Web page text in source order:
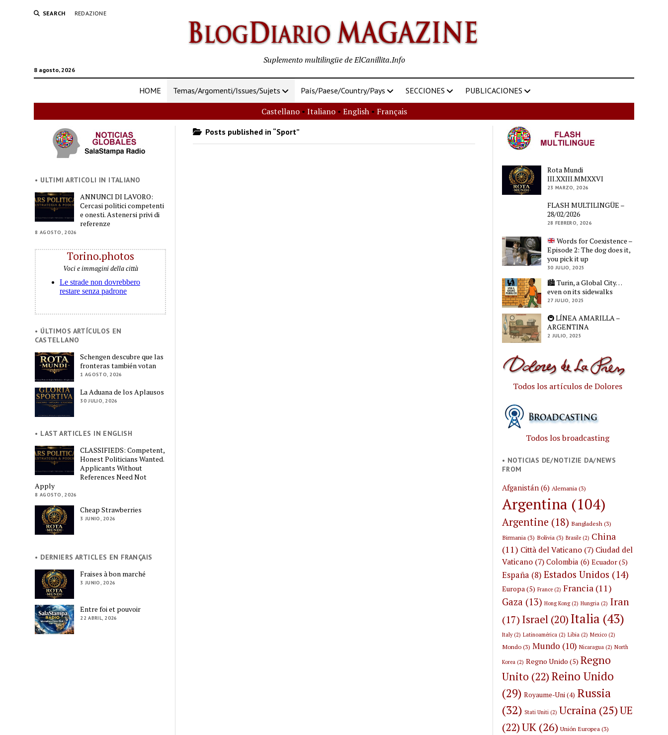
SEARCH REDAZIONE
8 agosto, 2026
Suplemento multilingüe de ElCanillita.Info
HOME Temas/Argomenti/Issues/Sujets País/Paese/Country/Pays SECCIONES PUBLICACIONES
Castellano• Italiano• English• Français
• ULTIMI ARTICOLI IN ITALIANO
ANNUNCI DI LAVORO:
Cercasi politici competenti
e onesti. Astenersi privi di
referenze
8 AGOSTO, 2026
Torino.photos
Voci e immagini della città
• ÚLTIMOS ARTÍCULOS EN
CASTELLANO
Schengen descubre que las
fronteras también votan
1 AGOSTO, 2026
La Aduana de los Aplausos
30 JULIO, 2026
• LAST ARTICLES IN ENGLISH
CLASSIFIEDS: Competent,
Honest Politicians Wanted.
Applicants Without
References Need Not
Apply
8 AGOSTO, 2026
Cheap Strawberries
3 JUNIO, 2026
• DERNIERS ARTICLES EN FRANÇAIS
Fraises à bon marché
3 JUNIO, 2026
Entre foi et pouvoir
22 ABRIL, 2026
Posts published in “Sport”
Rota Mundi
III.XXIII.MMXXVI
23 MARZO, 2026
FLASH MULTILINGÜE –
28/02/2026
28 FEBRERO, 2026
Words for Coexistence –
Episode 2: The dog does it,
you pick it up
30 JULIO, 2025
🏙️ Turin, a Global City…
even on its sidewalks
27 JULIO, 2025
🚇 LÍNEA AMARILLA –
ARGENTINA
2 JULIO, 2025
Todos los artículos de Dolores
Todos los broadcasting
• NOTICIAS DE/NOTIZIE DA/NEWS
FROM
Afganistán (6) Alemania (3)
Argentina (104)
Argentine (18) Bangladesh (3)
Birmania (3) Bolivia (3) Brasile (2) China
(11) Città del Vaticano (7) Ciudad del
Vaticano (7) Colombia (6) Ecuador(5)
España (8) Estados Unidos (14)
Europa(5) France (2) Francia (11)
Gaza (13) Hong Kong(2) Hungria (2) Iran
(17) Israel (20) Italia (43)
Italy(2) Latinoamérica (2) Libia (2) Mexico (2)
Mondo(3) Mundo (10) Nicaragua (2) North
Korea (2) Regno Unido (5) Regno
Unito (22) Reino Unido
(29) Royaume-Uni(4) Russia
(32) Stati Uniti (2) Ucraina (25)UE
(22)UK (26) Unión Europea (3)